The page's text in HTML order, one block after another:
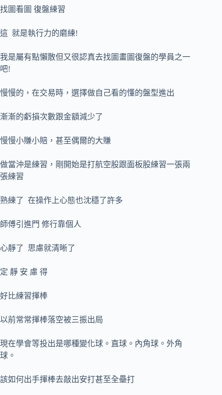
找圖看圖 復盤練習
這 就是執行力的磨練!
我是屬有點懶散但又很認真去找圖畫圖復盤的學員之一
吧!
慢慢的，在交易時，選擇做自己看的懂的盤型進出
漸漸的虧損次數跟金額減少了
慢慢小賺小賠，甚至偶爾的大賺
做當沖是練習，剛開始是打航空股跟面板股練習一張兩
張練習
熟練了 在操作上心態也沈穩了許多
師傅引進門 修行靠個人
心靜了 思慮就清晰了
定 靜 安 慮 得
好比練習揮棒
以前常常揮棒落空被三振出局
現在學會等投出是哪種變化球。直球。內角球。外角
球。
該如何出手揮棒去敲出安打甚至全壘打